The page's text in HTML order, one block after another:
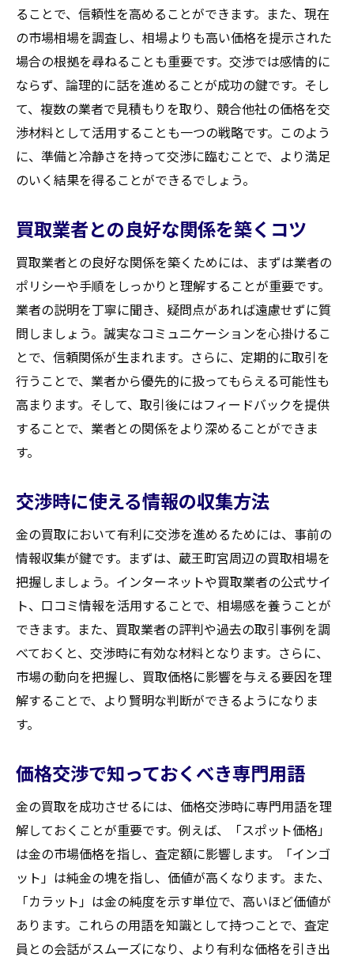
ることで、信頼性を高めることができます。また、現在
の市場相場を調査し、相場よりも高い価格を提示された
場合の根拠を尋ねることも重要です。交渉では感情的に
ならず、論理的に話を進めることが成功の鍵です。そし
て、複数の業者で見積もりを取り、競合他社の価格を交
渉材料として活用することも一つの戦略です。このよう
に、準備と冷静さを持って交渉に臨むことで、より満足
のいく結果を得ることができるでしょう。
買取業者との良好な関係を築くコツ
買取業者との良好な関係を築くためには、まずは業者の
ポリシーや手順をしっかりと理解することが重要です。
業者の説明を丁寧に聞き、疑問点があれば遠慮せずに質
問しましょう。誠実なコミュニケーションを心掛けるこ
とで、信頼関係が生まれます。さらに、定期的に取引を
行うことで、業者から優先的に扱ってもらえる可能性も
高まります。そして、取引後にはフィードバックを提供
することで、業者との関係をより深めることができま
す。
交渉時に使える情報の収集方法
金の買取において有利に交渉を進めるためには、事前の
情報収集が鍵です。まずは、蔵王町宮周辺の買取相場を
把握しましょう。インターネットや買取業者の公式サイ
ト、口コミ情報を活用することで、相場感を養うことが
できます。また、買取業者の評判や過去の取引事例を調
べておくと、交渉時に有効な材料となります。さらに、
市場の動向を把握し、買取価格に影響を与える要因を理
解することで、より賢明な判断ができるようになりま
す。
価格交渉で知っておくべき専門用語
金の買取を成功させるには、価格交渉時に専門用語を理
解しておくことが重要です。例えば、「スポット価格」
は金の市場価格を指し、査定額に影響します。「インゴ
ット」は純金の塊を指し、価値が高くなります。また、
「カラット」は金の純度を示す単位で、高いほど価値が
あります。これらの用語を知識として持つことで、査定
員との会話がスムーズになり、より有利な価格を引き出